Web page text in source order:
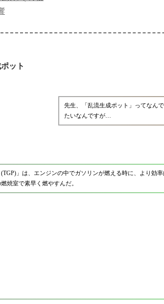
ット
先生、「乱流生成ポット」ってなん
たいなんですが…
」は、エンジンの中でガソリンが燃える時に、より
焼室で素早く燃やすんだ。